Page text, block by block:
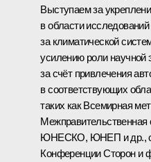
Выступаем за
в области
за климатической
усилению роли научной
за счёт привлечения
в соответствующих
таких как Всемирная
Межправительственная
ЮНЕСКО, ЮНЕП и др., с
Конференции Сторон и